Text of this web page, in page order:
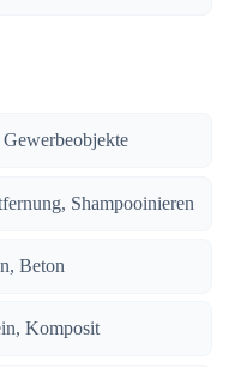
Shampooinieren
Beton
Komposit